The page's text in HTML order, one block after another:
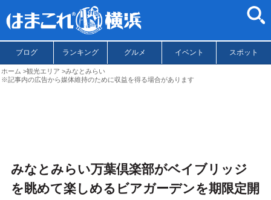
ブログ ランキング グルメ イベント スポット
ホーム 観光エリア
みなとみらい
※記事内の広告から媒体維持のために収益を得る場合があります
みなとみらい万葉倶楽部がベイブリッジ
を眺めて楽しめるビアガーデンを期限定開